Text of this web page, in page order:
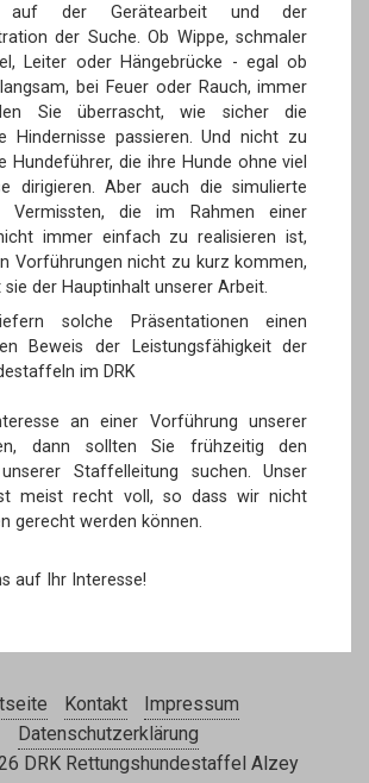
auf der Gerätearbeit und der
der Suche. Ob Wippe, schmaler
Leiter oder Hängebrücke - egal ob
bei Feuer oder Rauch, immer
Sie überrascht, wie sicher die
Hindernisse passieren. Und nicht zu
Hundeführer, die ihre Hunde ohne viel
dirigieren. Aber auch die simulierte
Vermissten, die im Rahmen einer
immer einfach zu realisieren ist,
Vorführungen nicht zu kurz kommen,
der Hauptinhalt unserer Arbeit.
solche Präsentationen einen
Beweis der Leistungsfähigkeit der
im DRK
an einer Vorführung unserer
dann sollten Sie frühzeitig den
Staffelleitung suchen. Unser
meist recht voll, so dass wir nicht
gerecht werden können.
auf Ihr Interesse!
Kontakt
Impressum
Datenschutzerklärung
DRK Rettungshundestaffel Alzey